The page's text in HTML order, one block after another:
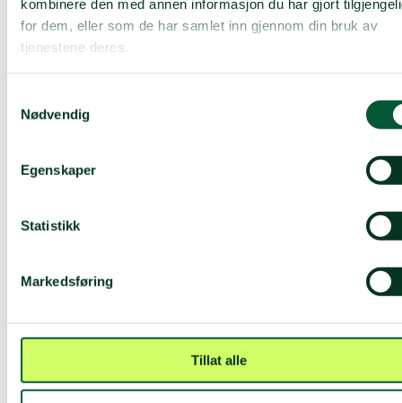
kombinere den med annen informasjon du har gjort
for dem, eller som de har samlet inn gjennom din bruk av
tjenestene deres.
Nødvendig
Egenskaper
Statistikk
Markedsføring
Tillat alle
når vi løser våre oppgaver.
samarbeider vi og deler vi av vår kunnskap, og
støtter hverandre når noen trenger det.
får vi mye ansvar og varierte oppgaver, hvor det er
kort vei fra idé til gjennomføring.
arbeidsoppgavene, med høy grad av tillit.
tilbys karrieremuligheter på tvers i organisasjonen